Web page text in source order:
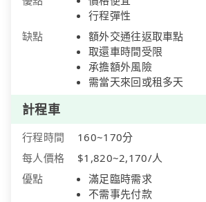
行程彈性
缺點
額外交通往返取車點
取還車時間受限
承擔額外風險
需當天來回或租多天
計程車
行程時間
160~170分
每人價格
$1,820~2,170/人
優點
滿足臨時需求
不需事先付款